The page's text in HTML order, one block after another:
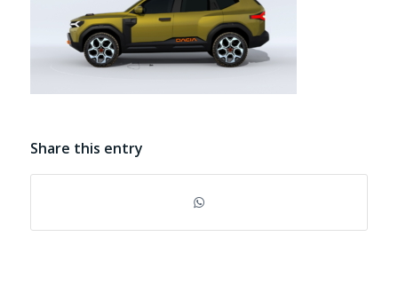
Share this entry